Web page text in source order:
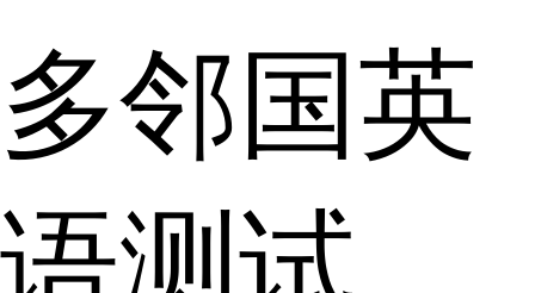
多邻国英
语测试